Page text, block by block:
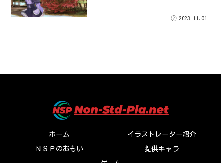
2023.11.01
ホーム イラストレーター紹介
ＮＳＰのおもい 提供キャラ